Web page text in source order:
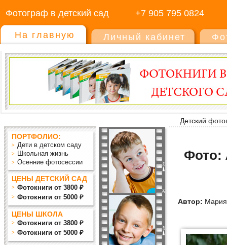
Фотограф в детский сад +7 905 795 0824
На главную Личный кабинет
Детский
ПОРТФОЛИО:
Дети в детском саду
Школьная жизнь
Осенние фотосессии
ЦЕНЫ ДЕТСКИЙ САД
Фотокниги от 3800 ₽
Фотокниги от 5000 ₽
ЦЕНЫ ШКОЛА
Фотокниги от 3800 ₽
Фотокниги от 5000 ₽
Фото:
Автор: